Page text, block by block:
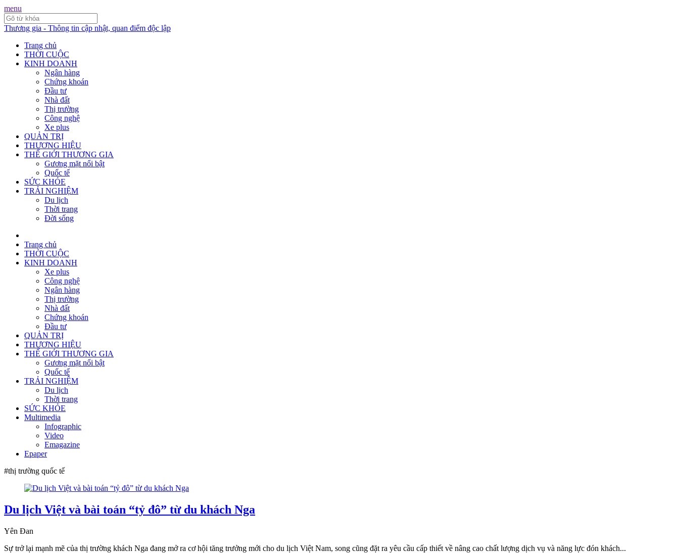
menu
Thương gia - Thông tin cập nhật, quan điểm độc lập
Trang chủ
THỜI CUỘC
KINH DOANH
Ngân hàng
Chứng khoán
Đầu tư
Nhà đất
Thị trường
Công nghệ
Xe plus
QUẢN TRỊ
THƯƠNG HIỆU
THẾ GIỚI THƯƠNG GIA
Gương mặt nổi bật
Quốc tế
SỨC KHỎE
TRẢI NGHIỆM
Du lịch
Thời trang
Đời sống
Trang chủ
THỜI CUỘC
KINH DOANH
Xe plus
Công nghệ
Ngân hàng
Thị trường
Nhà đất
Chứng khoán
Đầu tư
QUẢN TRỊ
THƯƠNG HIỆU
THẾ GIỚI THƯƠNG GIA
Gương mặt nổi bật
Quốc tế
TRẢI NGHIỆM
Du lịch
Thời trang
SỨC KHỎE
Multimedia
Infographic
Video
Emagazine
Epaper
#thị trường quốc tế
Du lịch Việt và bài toán “tỷ đô” từ du khách Nga
Yên Đan
Sự trở lại mạnh mẽ của thị trường khách Nga đang mở ra cơ hội tăng trưởng mới cho du lịch Việt Nam, song cũng đặt ra yêu cầu cấp thiết về nâng cao chất lượng dịch vụ và năng lực đón khách...